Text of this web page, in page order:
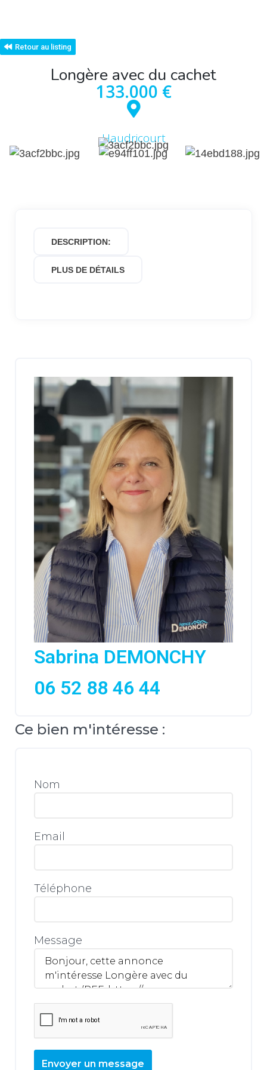
Retour au listing
Longère avec du cachet
133.000 €
Haudricourt
DESCRIPTION:
PLUS DE DÉTAILS
Sabrina DEMONCHY
06 52 88 46 44
Ce bien m'intéresse :
Nom
Email
Téléphone
Message
Envoyer un message